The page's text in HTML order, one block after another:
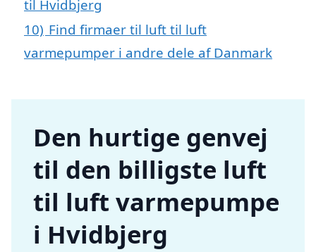
til Hvidbjerg
10) Find firmaer til luft til luft
varmepumper i andre dele af Danmark
Den hurtige genvej
til den billigste luft
til luft varmepumpe
i Hvidbjerg